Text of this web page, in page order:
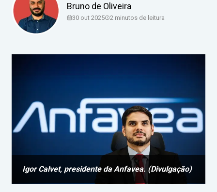
Bruno de Oliveira
30 out 2025 2 minutos de leitura
Igor Calvet, presidente da Anfavea. (Divulgação)